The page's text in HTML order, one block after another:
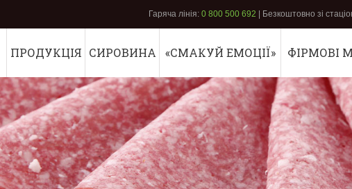
Гаряча лінія: 0 800 500 692 | Безкоштовно зі
ПРОДУКЦІЯ СИРОВИНА «СМАКУЙ ЕМОЦІЇ» ФІРМОВІ